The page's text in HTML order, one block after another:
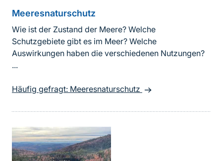
Meeresnaturschutz
Wie ist der Zustand der Meere? Welche
Schutzgebiete gibt es im Meer? Welche
Auswirkungen haben die verschiedenen Nutzungen?
...
Häufig gefragt: Meeresnaturschutz